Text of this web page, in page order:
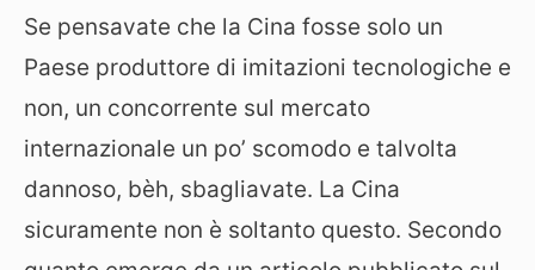
Se pensavate che la Cina fosse solo un
Paese produttore di imitazioni tecnologiche e
non, un concorrente sul mercato
internazionale un po’ scomodo e talvolta
dannoso, bèh, sbagliavate. La Cina
sicuramente non è soltanto questo. Secondo